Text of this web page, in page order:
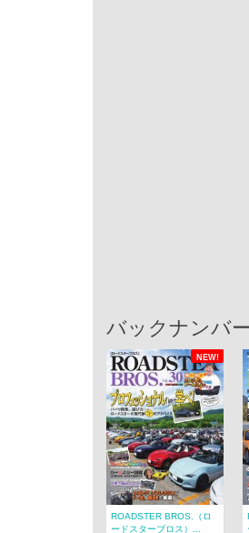
バックナンバー
NEW!
ROADSTER BROS.（ロ
ードスターブロス）...